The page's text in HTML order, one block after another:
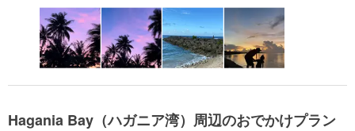
Hagania Bay（ハガニア湾）周辺のおでかけプラン